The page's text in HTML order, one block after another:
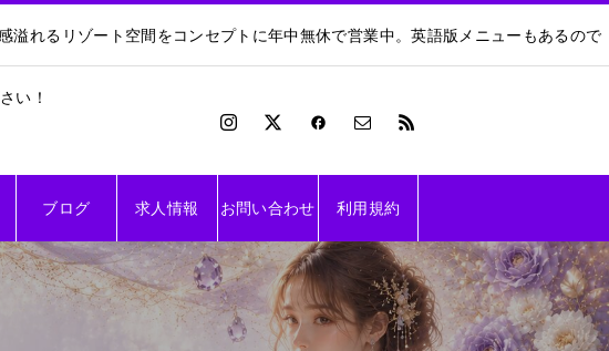
れるリゾート空間をコンセプトに年中無休で営業中。英語版メニューもあるので
い！
ブログ 求人情報 お問い合わせ 利用規約